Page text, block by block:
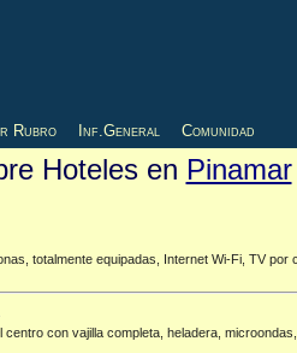
Rubro Inf.General Comunidad
Hoteles en Pinamar
totalmente equipadas, Internet Wi-Fi, TV
con vajilla completa, heladera,